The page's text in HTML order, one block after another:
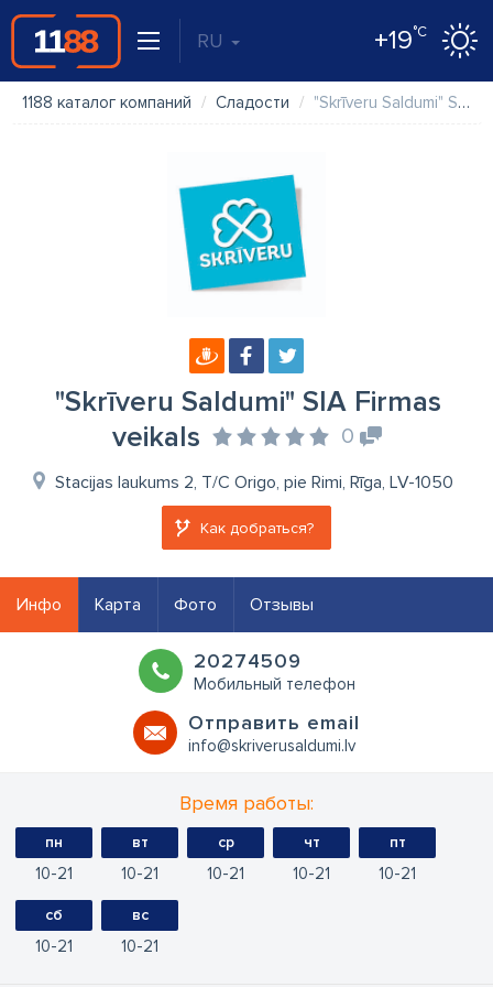
RU +19°C
1188 каталог компаний Сладости "Skrīveru Saldumi" SIA Firmas veikals
"Skrīveru Saldumi" SIA Firmas
veikals
0
Stacijas laukums 2, T/C Origo, pie Rimi, Rīga, LV-1050
Как добраться?
Инфо Карта Фото Отзывы
20274509
Мобильный телефон
Oтправить email
info@skriverusaldumi.lv
Время работы:
пн
10 21
вт
10 21
ср
10 21
чт
10 21
пт
10 21
сб
10 21
вс
10 21